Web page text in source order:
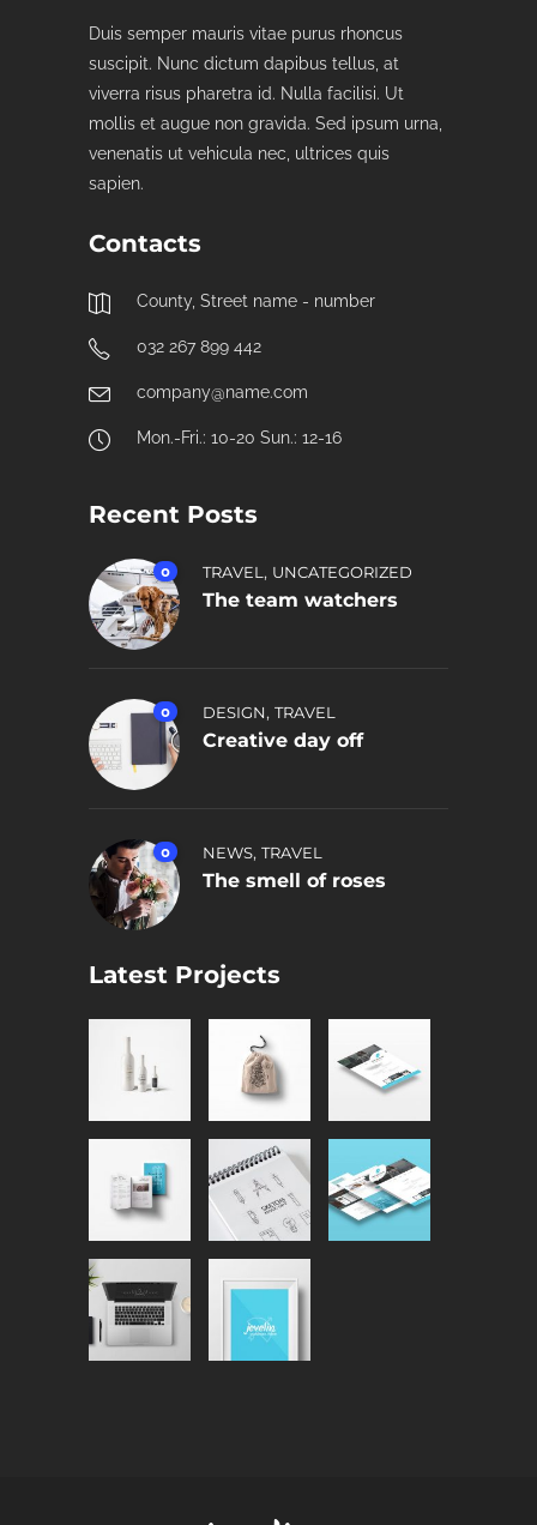
Duis semper mauris vitae purus rhoncus
suscipit. Nunc dictum dapibus tellus, at
viverra risus pharetra id. Nulla facilisi. Ut
mollis et augue non gravida. Sed ipsum urna,
venenatis ut vehicula nec, ultrices quis
sapien.
Contacts
County, Street name - number
032 267 899 442
company@name.com
Mon.-Fri.: 10-20 Sun.: 12-16
Recent Posts
0 TRAVEL , UNCATEGORIZED
The team watchers
0 DESIGN, TRAVEL
Creative day off
0 NEWS, TRAVEL
The smell of roses
Latest Projects